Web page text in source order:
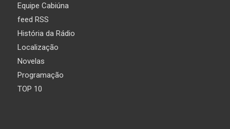
Equipe Cabiúna
feed RSS
História da Rádio
Localização
Novelas
Programação
TOP 10